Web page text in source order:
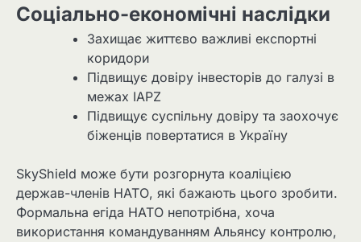
Соціально-економічні наслідки
Захищає життєво важливі експортні
коридори
Підвищує довіру інвесторів до галузі в
межах IAPZ
Підвищує суспільну довіру та заохочує
біженців повертатися в Україну
SkyShield може бути розгорнута коаліцією
держав-членів НАТО, які бажають цього зробити.
Формальна егіда НАТО непотрібна, хоча
використання командуванням Альянсу контролю,